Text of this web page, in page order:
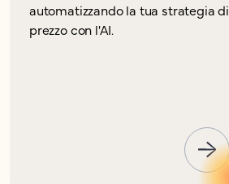
automatizzando la tua strategia di
prezzo con l'AI.